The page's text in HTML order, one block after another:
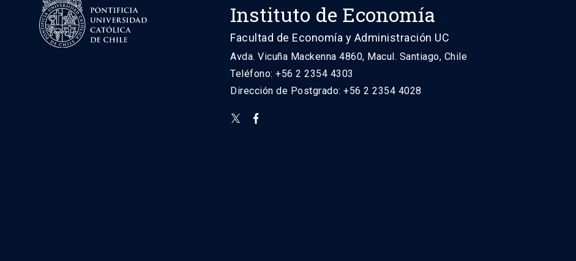
Instituto de Economía
Facultad de Economía y Administración UC
Avda. Vicuña Mackenna 4860, Macul. Santiago, Chile
Teléfono: +56 2 2354 4303
Dirección de Postgrado: +56 2 2354 4028